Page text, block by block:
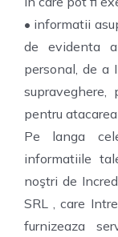
• informatii
de evidenta
personal, de a
pentru
Pe langa
informatiile
noştri de
SRL , care
furnizeaza